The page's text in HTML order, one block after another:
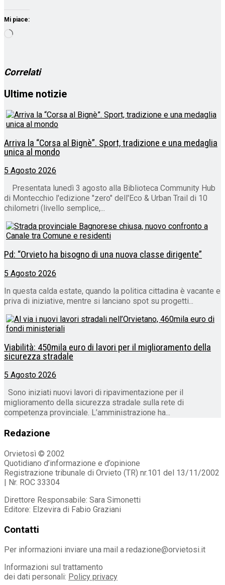
Mi piace:
Caricamento
Correlati
Ultime notizie
Arriva la “Corsa al Bignè”. Sport, tradizione e una medaglia
unica al mondo
5 Agosto 2026
Presentata lunedì 3 agosto alla Biblioteca Community Hub
di Montecchio l'edizione "zero" dell'Eco & Urban Trail di 10
chilometri (livello semplice,...
Pd: “Orvieto ha bisogno di una nuova classe dirigente”
5 Agosto 2026
In questa calda estate, quando la politica cittadina è vacante e
priva di iniziative, mentre si lanciano spot su progetti...
Viabilità: 450mila euro di lavori per il miglioramento della
sicurezza stradale
5 Agosto 2026
Sono iniziati nuovi lavori di ripavimentazione per il
miglioramento della sicurezza stradale sulla rete di
competenza provinciale. L’amministrazione ha...
Redazione
Orvietosì © 2002
Quotidiano d’informazione e d’opinione
Registrazione tribunale di Orvieto (TR) nr.101 del 13/11/2002
| Nr. ROC 33304
Direttore Responsabile: Sara Simonetti
Editore: Elzevira di Fabio Graziani
Contatti
Per informazioni inviare una mail a redazione@orvietosi.it
Informazioni sul trattamento
dei dati personali: Policy privacy